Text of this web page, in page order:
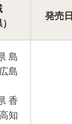
発売日
島
島
香
知